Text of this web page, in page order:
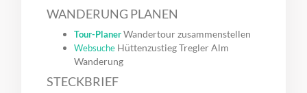
WANDERUNG PLANEN
Tour-PlanerWandertour zusammenstellen
Websuche Hüttenzustieg Tregler Alm
Wanderung
STECKBRIEF